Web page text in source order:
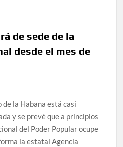
de sede de la
desde el mes de
la Habana está casi
y se prevé que a principios
del Poder Popular ocupe
la estatal Agencia